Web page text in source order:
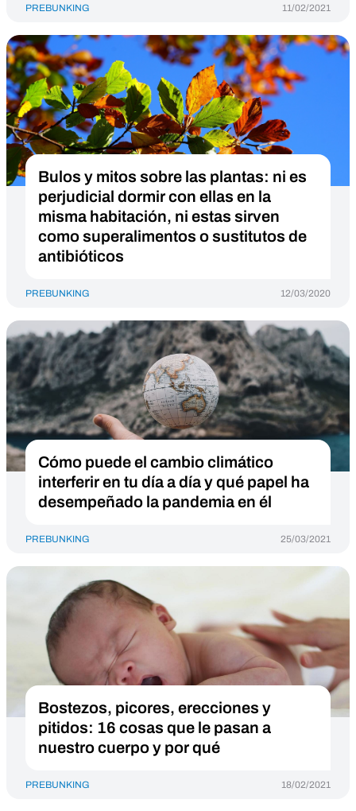
PREBUNKING 11/02/2021
Bulos y mitos sobre las plantas: ni es
perjudicial dormir con ellas en la
misma habitación, ni estas sirven
como superalimentos o sustitutos de
antibióticos
PREBUNKING 12/03/2020
Cómo puede el cambio climático
interferir en tu día a día y qué papel ha
desempeñado la pandemia en él
PREBUNKING 25/03/2021
Bostezos, picores, erecciones y
pitidos: 16 cosas que le pasan a
nuestro cuerpo y por qué
PREBUNKING 18/02/2021